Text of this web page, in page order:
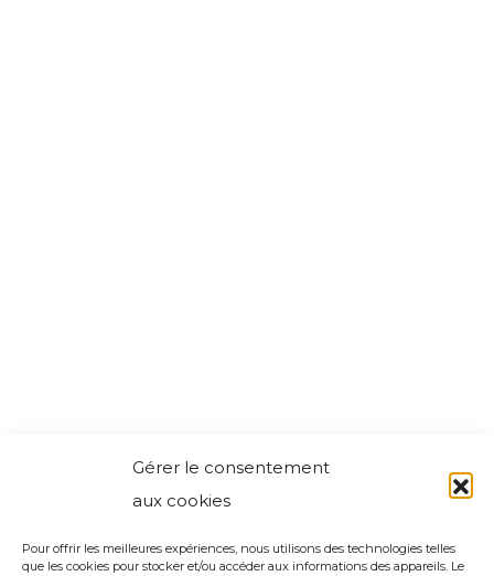
Gérer le consentement
aux cookies
Pour offrir les meilleures expériences, nous utilisons des technologies telles
que les cookies pour stocker et/ou accéder aux informations des appareils. Le